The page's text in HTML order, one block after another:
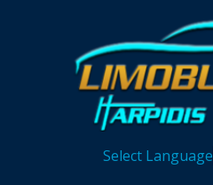
Select Language